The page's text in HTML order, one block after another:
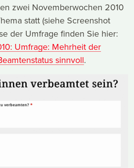
zwei Novemberwochen 2010
statt (siehe Screenshot
der Umfrage finden Sie hier:
Umfrage: Mehrheit der
sinnvoll.